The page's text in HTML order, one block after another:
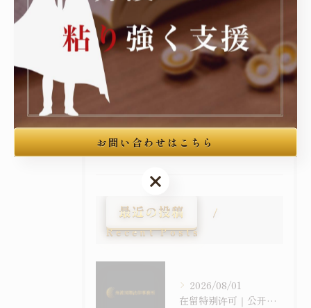
中国人
民事
企業法務
行政
お知らせ
最近の投稿
Recent Posts
2026/08/01
在留特别许可｜公开事例是“裁量基准”的一种，但并非所有许可都被公开
お問い合わせはこちら
お問い合わせはこちら